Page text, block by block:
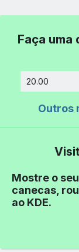
Faça uma
Outros
Mostre o
canecas,
ao KDE.